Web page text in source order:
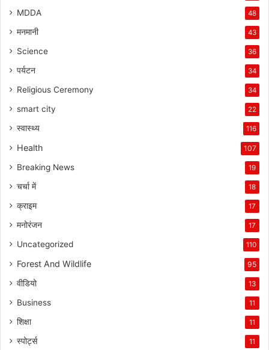
MDDA 48
मनमानी 43
Science 36
पर्यटन 34
Religious Ceremony 34
smart city 22
स्वास्थ्य 116
Health 107
Breaking News 19
चर्चा में 18
क्राइम 17
मनोरंजन 17
Uncategorized 110
Forest And Wildlife 95
वीडियो 13
Business 11
शिक्षा 11
स्पोर्ट्स 11